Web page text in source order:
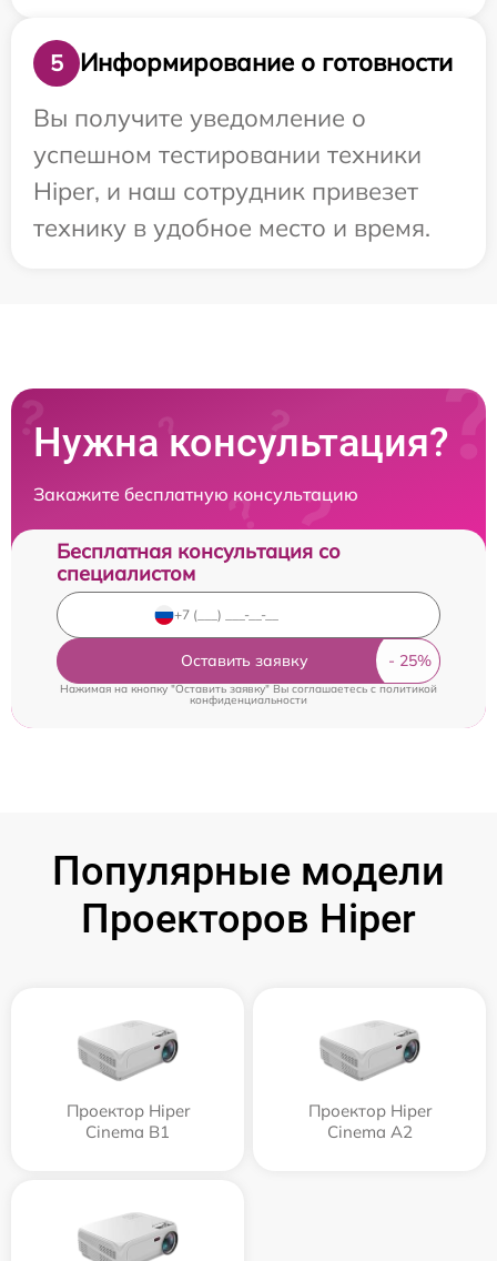
5
Информирование о готовности
Вы получите уведомление о
успешном тестировании техники
Hiper, и наш сотрудник привезет
технику в удобное место и время.
Нужна консультация?
Закажите бесплатную консультацию
Бесплатная консультация со
специалистом
Оставить заявку
Нажимая на кнопку "Оставить заявку" Вы соглашаетесь cполитикой
конфиденциальности
Популярные модели
Проекторов Hiper
Проектор Hiper
Cinema B1
Проектор Hiper
Cinema A2